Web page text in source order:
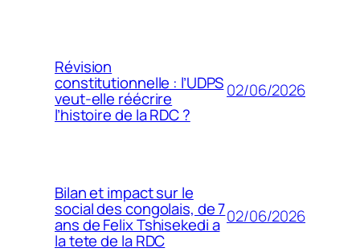
Révision
constitutionnelle : l’UDPS
veut-elle réécrire
l’histoire de la RDC ?
02/06/2026
Bilan et impact sur le
social des congolais, de 7
ans de Felix Tshisekedi a
la tete de la RDC
02/06/2026